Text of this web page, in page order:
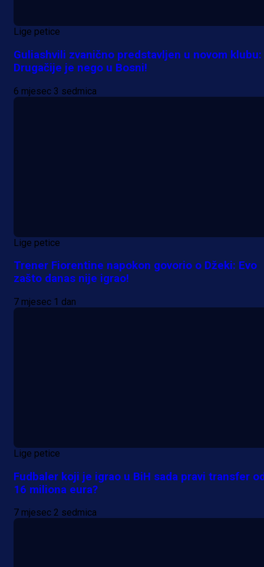
Lige petice
Guliashvili zvanično predstavljen u novom klubu:
Drugačije je nego u Bosni!
6 mjesec 3 sedmica
Lige petice
Trener Fiorentine napokon govorio o Džeki: Evo
zašto danas nije igrao!
7 mjesec 1 dan
Lige petice
Fudbaler koji je igrao u BiH sada pravi transfer
16 miliona eura?
7 mjesec 2 sedmica